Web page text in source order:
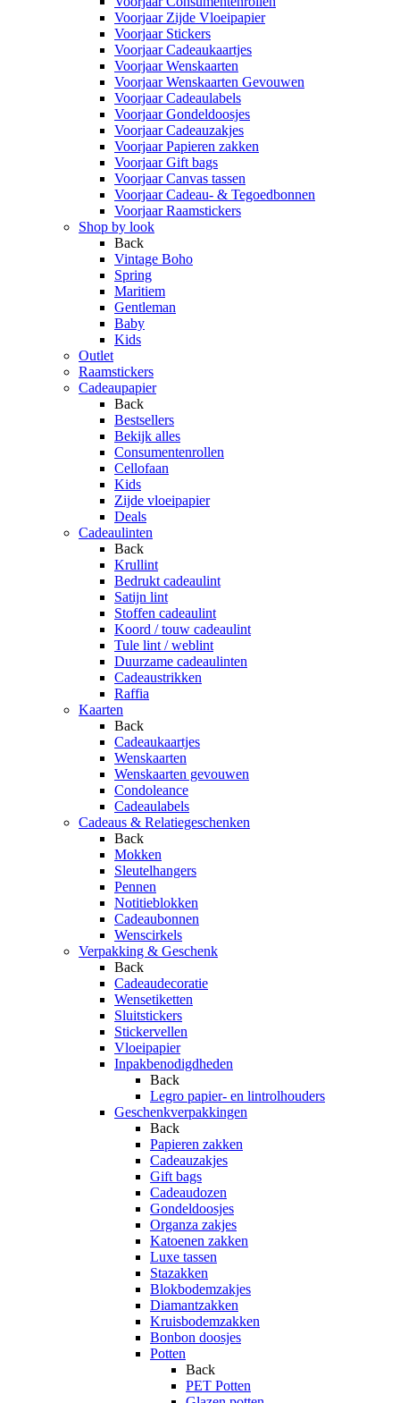
Voorjaar Zijde Vloeipapier
Voorjaar Stickers
Voorjaar Cadeaukaartjes
Voorjaar Wenskaarten
Voorjaar Wenskaarten Gevouwen
Voorjaar Cadeaulabels
Voorjaar Gondeldoosjes
Voorjaar Cadeauzakjes
Voorjaar Papieren zakken
Voorjaar Gift bags
Voorjaar Canvas tassen
Voorjaar Cadeau- & Tegoedbonnen
Voorjaar Raamstickers
Shop by look
Back
Vintage Boho
Spring
Maritiem
Gentleman
Baby
Kids
Outlet
Raamstickers
Cadeaupapier
Back
Bestsellers
Bekijk alles
Consumentenrollen
Cellofaan
Kids
Zijde vloeipapier
Deals
Cadeaulinten
Back
Krullint
Bedrukt cadeaulint
Satijn lint
Stoffen cadeaulint
Koord / touw cadeaulint
Tule lint / weblint
Duurzame cadeaulinten
Cadeaustrikken
Raffia
Kaarten
Back
Cadeaukaartjes
Wenskaarten
Wenskaarten gevouwen
Condoleance
Cadeaulabels
Cadeaus & Relatiegeschenken
Back
Mokken
Sleutelhangers
Pennen
Notitieblokken
Cadeaubonnen
Wenscirkels
Verpakking & Geschenk
Back
Cadeaudecoratie
Wensetiketten
Sluitstickers
Stickervellen
Vloeipapier
Inpakbenodigdheden
Back
Legro papier- en lintrolhouders
Geschenkverpakkingen
Back
Papieren zakken
Cadeauzakjes
Gift bags
Cadeaudozen
Gondeldoosjes
Organza zakjes
Katoenen zakken
Luxe tassen
Stazakken
Blokbodemzakjes
Diamantzakken
Kruisbodemzakken
Bonbon doosjes
Potten
Back
PET Potten